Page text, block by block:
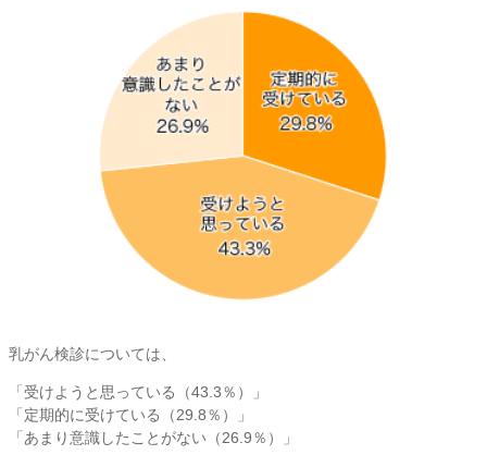
乳がん検診については、
「受けようと思っている（43.3％）」
「定期的に受けている（29.8％）」
「あまり意識したことがない（26.9％）」